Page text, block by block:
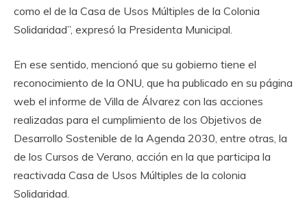
como el de la Casa de Usos Múltiples de la Colonia
Solidaridad”, expresó la Presidenta Municipal.
‎En ese sentido, mencionó que su gobierno tiene el
reconocimiento de la ONU, que ha publicado en su página
web el informe de Villa de Álvarez con las acciones
realizadas para el cumplimiento de los Objetivos de
Desarrollo Sostenible de la Agenda 2030, entre otras, la
de los Cursos de Verano, acción en la que participa la
reactivada Casa de Usos Múltiples de la colonia
Solidaridad.